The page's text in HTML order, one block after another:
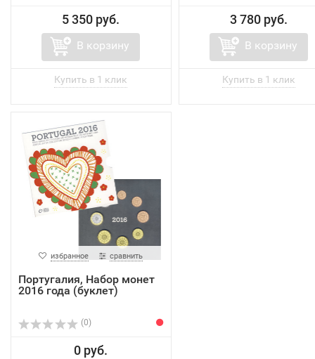
5 350 руб.
В корзину
3 780 руб.
В корзину
избранное сравнить
Португалия, Набор монет
2016 года (буклет)
(0)
0 руб.